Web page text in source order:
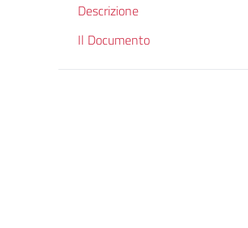
Descrizione
Il Documento